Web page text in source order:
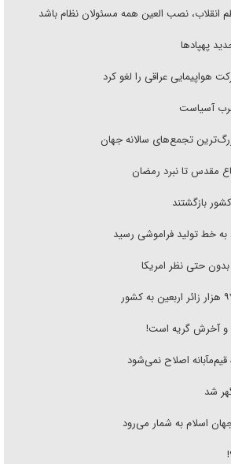
انقلاب، نصب العین همه مسئولان نظام باشد
پهپاد‌ها
هواپیمایی عراقی را لغو کرد
آسیاست
تجمع‌های سالانه جهان
مقدس تا نبرد رمضان
به خط تولید فراموشی رسید
حتی نظر امریکا
آخرش گریه است!
اصلاح نمی‌شود
شد
اسلام به شمار می‌رود